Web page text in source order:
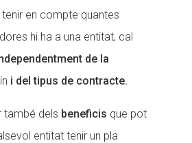
en compte quantes
hi ha a una entitat, cal
de la
i del tipus de contracte.
també dels beneficis que pot
entitat tenir un pla